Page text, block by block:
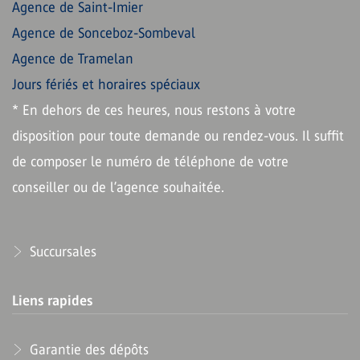
Agence de Saint-Imier
Agence de Sonceboz-Sombeval
Agence de Tramelan
Jours fériés et horaires spéciaux
* En dehors de ces heures, nous restons à votre
disposition pour toute demande ou rendez-vous. Il suffit
de composer le numéro de téléphone de votre
conseiller ou de l’agence souhaitée.
Succursales
Liens rapides
Garantie des dépôts